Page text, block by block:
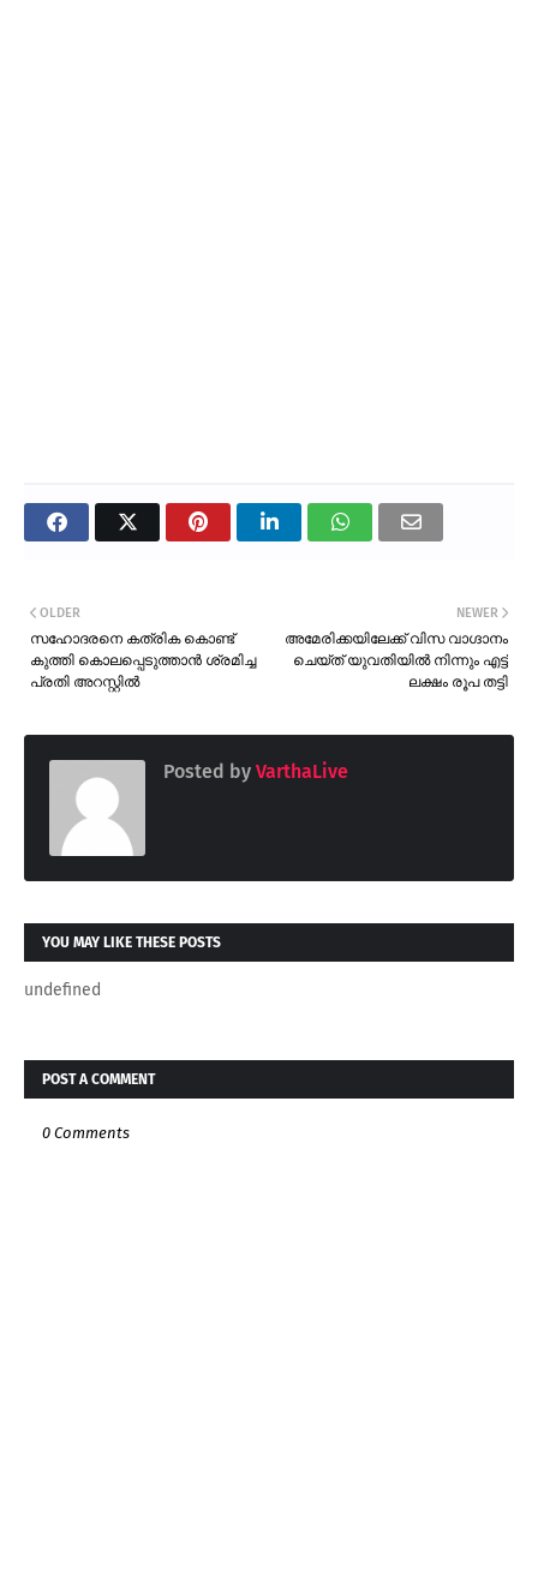
NEWER
അമേരിക്കയിലേക്ക് വിസ വാഗ്ദാനം
ചെയ്ത് യുവതിയിൽ നിന്നും എട്ട്
ലക്ഷം രൂപ തട്ടി
OLDER
സഹോദരനെ കത്രിക കൊണ്ട്
കുത്തി കൊലപ്പെടുത്താൻ ശ്രമിച്ച
പ്രതി അറസ്റ്റിൽ
Posted by VarthaLive
YOU MAY LIKE THESE POSTS
undefined
POST A COMMENT
0 Comments